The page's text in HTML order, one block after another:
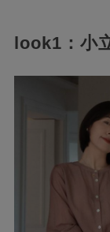
look1：小